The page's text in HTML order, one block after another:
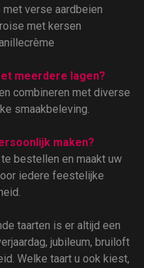
verse aardbeien
met kersen
meerdere lagen?
combineren met diverse
smaakbeleving.
maken?
bestellen en maakt uw
iedere feestelijke
taarten is er altijd een
jubileum, bruiloft
Welke taart u ook kiest,